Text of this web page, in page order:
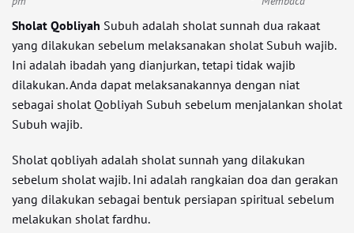
Sholat Qobliyah Subuh adalah sholat sunnah dua rakaat
yang dilakukan sebelum melaksanakan sholat Subuh wajib.
Ini adalah ibadah yang dianjurkan, tetapi tidak wajib
dilakukan. Anda dapat melaksanakannya dengan niat
sebagai sholat Qobliyah Subuh sebelum menjalankan sholat
Subuh wajib.
Sholat qobliyah adalah sholat sunnah yang dilakukan
sebelum sholat wajib. Ini adalah rangkaian doa dan gerakan
yang dilakukan sebagai bentuk persiapan spiritual sebelum
melakukan sholat fardhu.